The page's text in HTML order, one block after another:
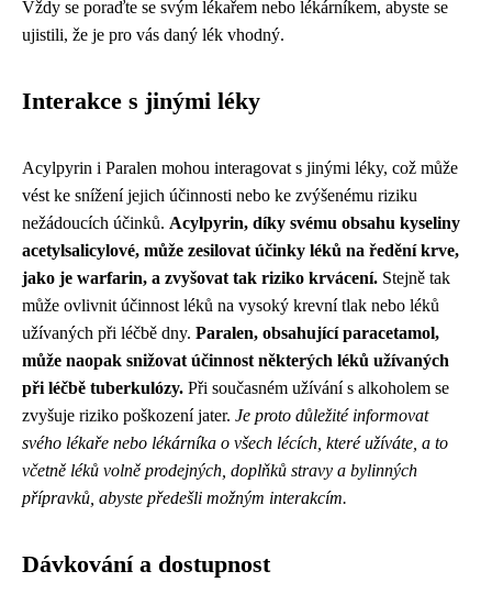
Vždy se poraďte se svým lékařem nebo lékárníkem, abyste se
ujistili, že je pro vás daný lék vhodný.
Interakce s jinými léky
Acylpyrin i Paralen mohou interagovat s jinými léky, což může
vést ke snížení jejich účinnosti nebo ke zvýšenému riziku
nežádoucích účinků. Acylpyrin, díky svému obsahu kyseliny
acetylsalicylové, může zesilovat účinky léků na ředění krve,
jako je warfarin, a zvyšovat tak riziko krvácení. Stejně tak
může ovlivnit účinnost léků na vysoký krevní tlak nebo léků
užívaných při léčbě dny. Paralen, obsahující paracetamol,
může naopak snižovat účinnost některých léků užívaných
při léčbě tuberkulózy. Při současném užívání s alkoholem se
zvyšuje riziko poškození jater. Je proto důležité informovat
svého lékaře nebo lékárníka o všech lécích, které užíváte, a to
včetně léků volně prodejných, doplňků stravy a bylinných
přípravků, abyste předešli možným interakcím.
Dávkování a dostupnost